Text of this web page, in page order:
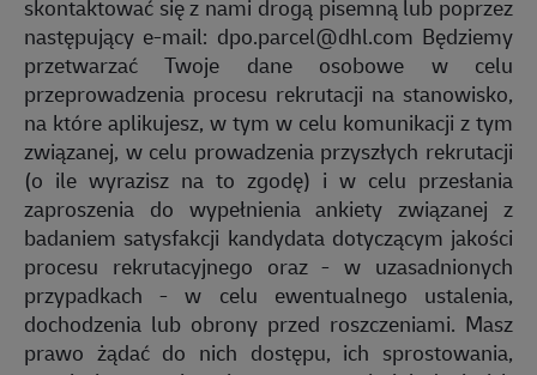
skontaktować się z nami drogą pisemną lub poprzez
następujący e-mail: dpo.parcel@dhl.com Będziemy
przetwarzać Twoje dane osobowe w celu
przeprowadzenia procesu rekrutacji na stanowisko,
na które aplikujesz, w tym w celu komunikacji z tym
związanej, w celu prowadzenia przyszłych rekrutacji
(o ile wyrazisz na to zgodę) i w celu przesłania
zaproszenia do wypełnienia ankiety związanej z
badaniem satysfakcji kandydata dotyczącym jakości
procesu rekrutacyjnego oraz - w uzasadnionych
przypadkach - w celu ewentualnego ustalenia,
dochodzenia lub obrony przed roszczeniami. Masz
prawo żądać do nich dostępu, ich sprostowania,